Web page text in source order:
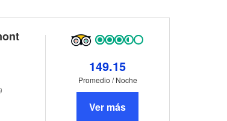
149.15
Promedio / Noche
Ver más